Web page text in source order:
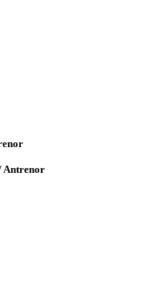
Antrenor